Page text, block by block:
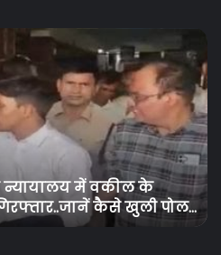
न्यायालय में वकील के
कैसे खुली पोल…
के
को